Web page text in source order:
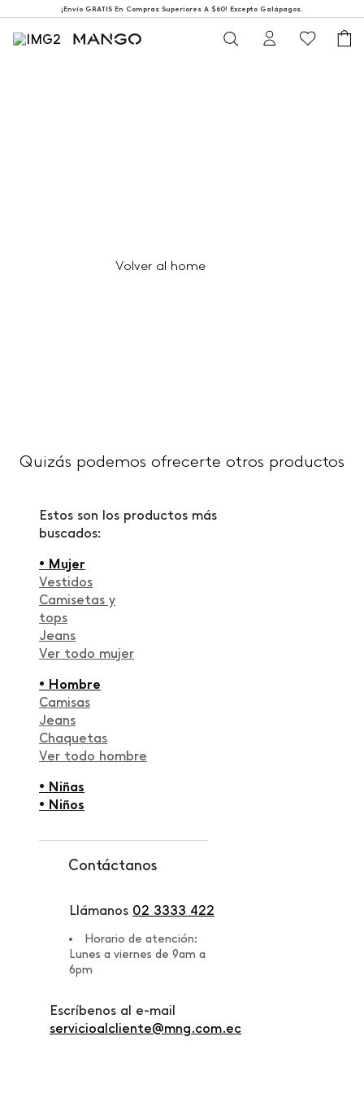
¡Envío GRATIS En Compras Superiores A $60! Excepto Galápagos.
Volver al home
Quizás podemos ofrecerte otros productos
Estos son los productos más
buscados:
• Mujer
Vestidos
Camisetas y
tops
Jeans
Ver todo mujer
• Hombre
Camisas
Jeans
Chaquetas
Ver todo hombre
• Niñas
• Niños
Contáctanos
Llámanos 02 3333 422
Horario de atención:
Lunes a viernes de 9am a
6pm
Escríbenos al e-mail
servicioalcliente@mng.com.ec